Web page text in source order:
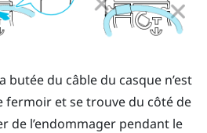
butée du câble du casque n’est
fermoir et se trouve du côté de
de l’endommager pendant le